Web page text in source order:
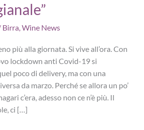
Birra,Wine News
più alla giornata. Si vive all’ora. Con
lockdown anti Covid-19 si
poco di delivery, ma con una
da marzo. Perché se allora un po’
c’era, adesso non ce n’è più. Il
ci […]